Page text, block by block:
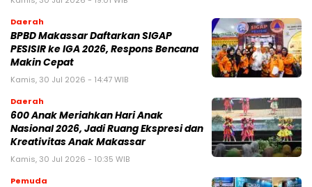
Daerah
BPBD Makassar Daftarkan SIGAP
PESISIR ke IGA 2026, Respons Bencana
Makin Cepat
Kamis, 30 Jul 2026 - 14:47 WIB
Daerah
600 Anak Meriahkan Hari Anak
Nasional 2026, Jadi Ruang Ekspresi dan
Kreativitas Anak Makassar
Kamis, 30 Jul 2026 - 10:35 WIB
Pemuda